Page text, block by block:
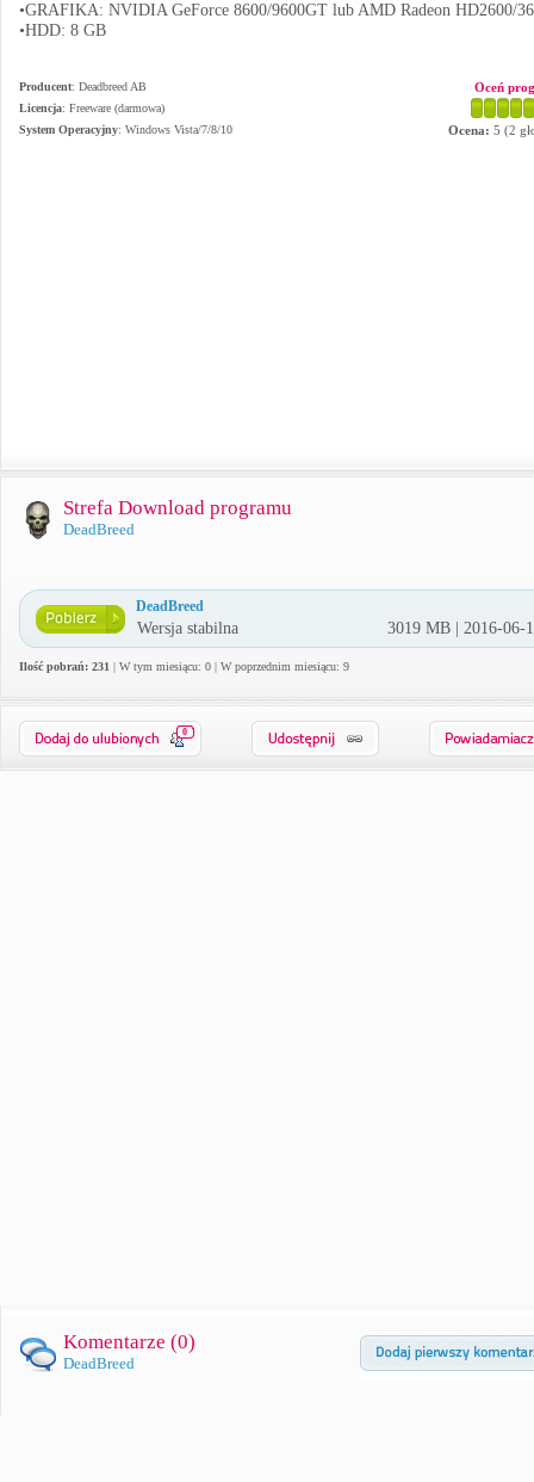
•GRAFIKA: NVIDIA GeForce 8600/9600GT lub AMD Radeon HD2600/
•HDD: 8 GB
Producent: Deadbreed AB
Licencja: Freeware (darmowa)
System Operacyjny: Windows Vista/7/8/10
Oceń
Ocena: 5 (2
Strefa Download programu
DeadBreed
DeadBreed
Wersja stabilna 3019 MB | 2016-06-
Ilość pobrań: 231 | W tym miesiącu: 0 | W poprzednim miesiącu: 9
0
Komentarze (0)
DeadBreed